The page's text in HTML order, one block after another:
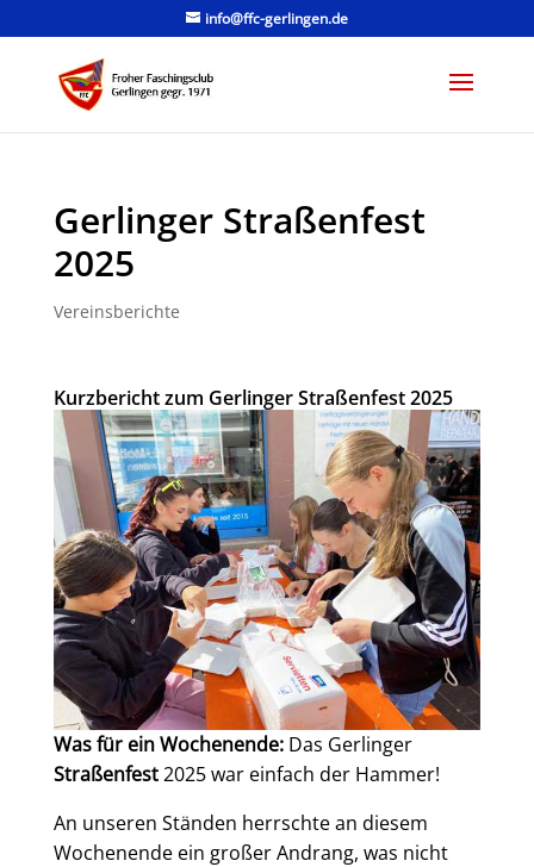
info@ffc-gerlingen.de
Gerlinger Straßenfest
2025
Vereinsberichte
Kurzbericht zum Gerlinger Straßenfest 2025
Was für ein Wochenende: Das Gerlinger
Straßenfest2025 war einfach der Hammer!
An unseren Ständen herrschte an diesem
Wochenende ein großer Andrang, was nicht